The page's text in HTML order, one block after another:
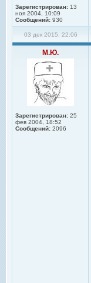
Зарегистрирован: 13
ноя 2004, 10:09
Сообщений: 930
03 дек 2015, 22:06
М.Ю.
Зарегистрирован: 25
фев 2004, 18:52
Сообщений: 2096